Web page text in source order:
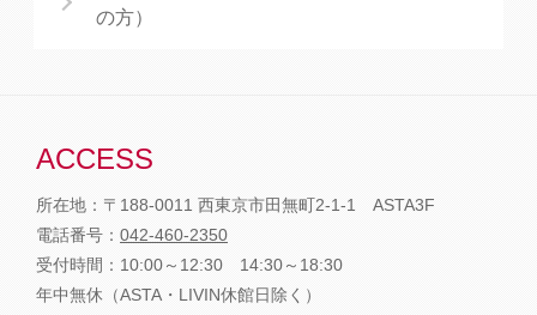
の方）
ACCESS
所在地：〒188-0011 西東京市田無町2-1-1 ASTA3F
電話番号： 042-460-2350
受付時間：10:00～12:30 14:30～18:30
年中無休（ASTA・LIVIN休館日除く）